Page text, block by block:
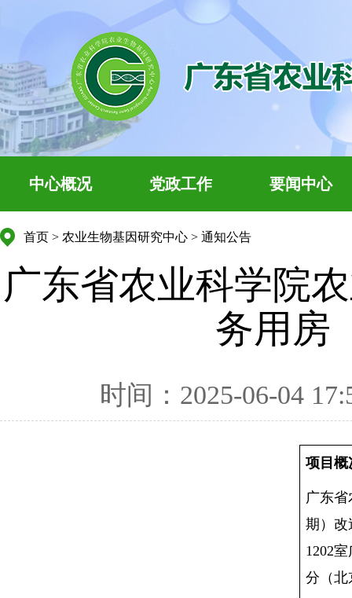
中心概况 党政工作 要闻中心
首页 > 农业生物基因研究中心 > 通知公告
广东省农业科学院
务用房
时间：2025-06-04
项目概
广东
期）改
1202
分（北